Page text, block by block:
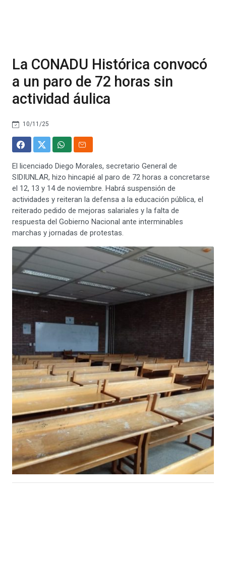
La CONADU Histórica convocó
a un paro de 72 horas sin
actividad áulica
10/11/25
El licenciado Diego Morales, secretario General de
SIDIUNLAR, hizo hincapié al paro de 72 horas a concretarse
el 12, 13 y 14 de noviembre. Habrá suspensión de
actividades y reiteran la defensa a la educación pública, el
reiterado pedido de mejoras salariales y la falta de
respuesta del Gobierno Nacional ante interminables
marchas y jornadas de protestas.